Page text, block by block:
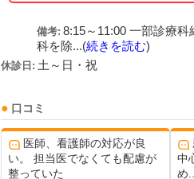
備考: 8:15～11:00 一部診療
科を除...(続きを読む)
休診日: 土～日・祝
口コミ
医師、看護師の対応が良
い。 担当医でなくても配慮が
整っていた
中
め...